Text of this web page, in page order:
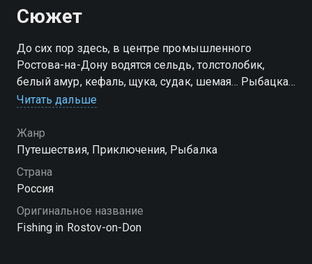
Сюжет
До сих пор здесь, в центре промышленного
Ростова-на-Дону водятся сельдь, толстолобик,
белый амур, кефаль, щука, судак, шемая… Рыбацкая
удача улыбнулась и ведущему RTG TV Станиславу
Читать дальше
Жанр
Путешествия, Приключения, Рыбалка
Страна
Россия
Оригинальное название
Fishing in Rostov-on-Don